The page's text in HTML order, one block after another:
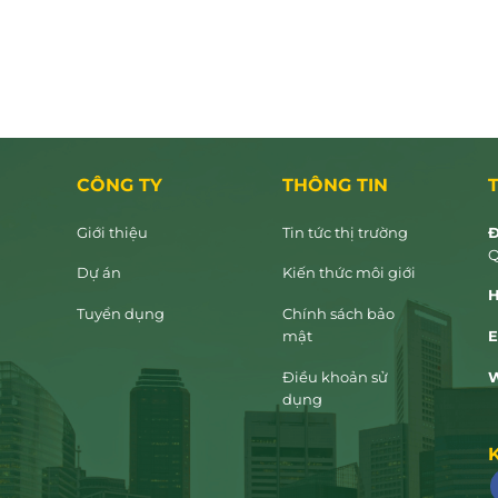
CÔNG TY
Giới thiệu
Dự án
Tuyển dụng
THÔNG TIN
Tin tức thị trường
Kiến thức môi giới
Chính sách bảo
mật
Điều khoản sử
dụng